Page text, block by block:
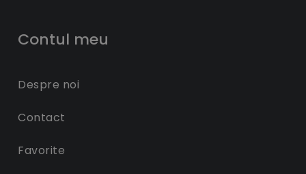
Contul meu
Despre noi
Contact
Favorite